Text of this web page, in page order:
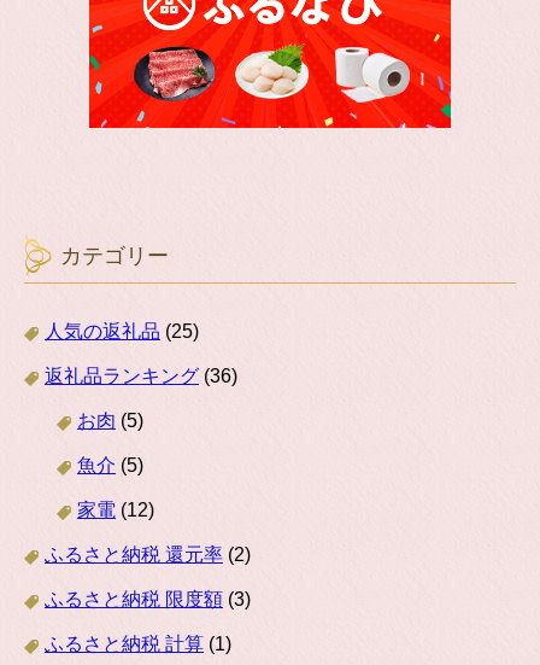
カテゴリー
人気の返礼品 (25)
返礼品ランキング (36)
お肉 (5)
魚介 (5)
家電 (12)
ふるさと納税 還元率 (2)
ふるさと納税 限度額 (3)
ふるさと納税 計算 (1)